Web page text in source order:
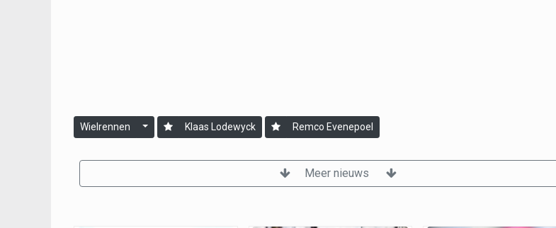
Wielrennen Klaas Lodewyck Remco Evenepoel
Meer nieuws